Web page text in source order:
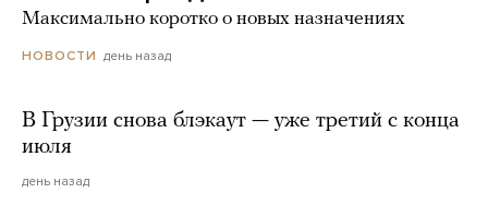
Максимально коротко о новых назначениях
НОВОСТИ день назад
В Грузии снова блэкаут — уже третий с конца
июля
день назад